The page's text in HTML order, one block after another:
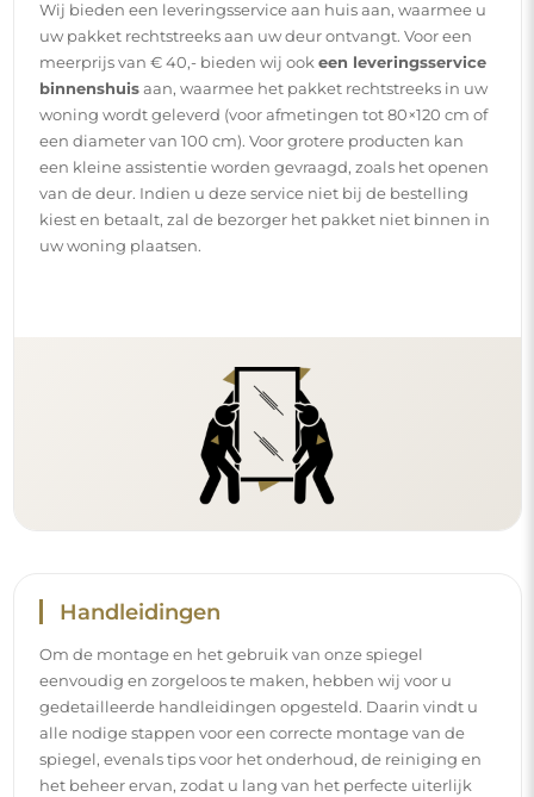
Wij bieden een leveringsservice aan huis aan, waarmee u
uw pakket rechtstreeks aan uw deur ontvangt. Voor een
meerprijs van € 40,- bieden wij ook een leveringsservice
binnenshuisaan, waarmee het pakket rechtstreeks in uw
woning wordt geleverd (voor afmetingen tot 80×120 cm of
een diameter van 100 cm). Voor grotere producten kan
een kleine assistentie worden gevraagd, zoals het openen
van de deur. Indien u deze service niet bij de bestelling
kiest en betaalt, zal de bezorger het pakket niet binnen in
uw woning plaatsen.
Handleidingen
Om de montage en het gebruik van onze spiegel
eenvoudig en zorgeloos te maken, hebben wij voor u
gedetailleerde handleidingen opgesteld. Daarin vindt u
alle nodige stappen voor een correcte montage van de
spiegel, evenals tips voor het onderhoud, de reiniging en
het beheer ervan, zodat u lang van het perfecte uiterlijk